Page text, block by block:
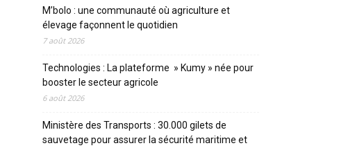
M’bolo : une communauté où agriculture et
élevage façonnent le quotidien
7 août 2026
Technologies : La plateforme » Kumy » née pour
booster le secteur agricole
6 août 2026
Ministère des Transports : 30.000 gilets de
sauvetage pour assurer la sécurité maritime et